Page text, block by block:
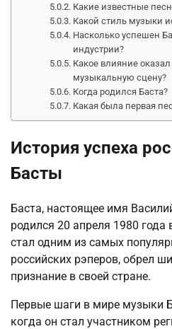
Какие известные
Какой стиль музыки
Насколько успешен
индустрии?
Какое влияние
музыкальную сцену?
Когда родился Баста?
Какая была первая
История успеха
Басты
Баста, настоящее имя
родился 20 апреля 1980 года
стал одним из самых
российских рэперов, обрел
признание в своей стране.
Первые шаги в мире музыки
когда он стал участником